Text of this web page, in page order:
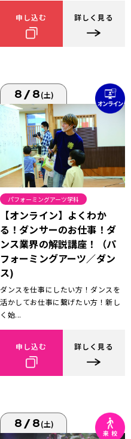
申し込む 詳しく見る
8/8(土)
パフォーミングアーツ学科
【オンライン】よくわか
る！ダンサーのお仕事！ダ
ンス業界の解説講座！（パ
フォーミングアーツ／ダン
ス)
ダンスを仕事にしたい方！ダンスを
活かしてお仕事に繋げたい方！新し
く始...
申し込む 詳しく見る
8/8(土)